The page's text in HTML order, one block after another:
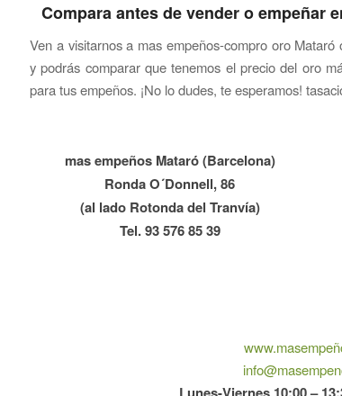
Compara antes de vender o empeñar
Ven a visitarnos a mas empeños-compro oro
y podrás comparar que tenemos el precio del oro
para tus empeños. ¡No lo dudes, te esperamos!
mas empeños Mataró (Barcelona)
Ronda O´Donnell, 86
(al lado Rotonda del Tranvía)
Tel. 93 576 85 39